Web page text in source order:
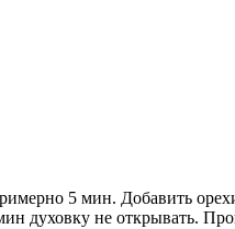
5 мин. Добавить
духовку не открывать.